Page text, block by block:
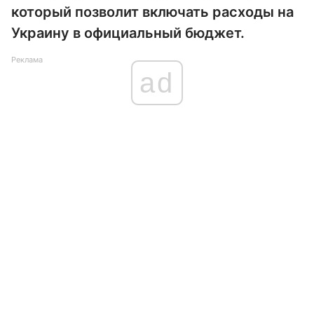
который позволит включать расходы на
Украину в официальный бюджет.
Реклама
ad